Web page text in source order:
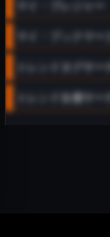
トレンド女優サーチ